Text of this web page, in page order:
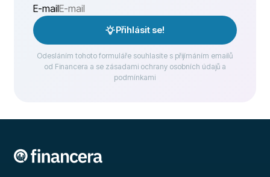
E-mail
Přihlásit se!
Odesláním tohoto formuláře souhlasíte s přijímáním emailů
od Financera a se zásadami ochrany osobních údajů a
podmínkami